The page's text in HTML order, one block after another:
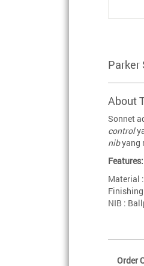
Parker
About
Sonnet
control
nibyang
Features:
Material
NIB :
Order